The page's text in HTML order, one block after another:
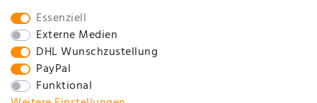
Essenziell
Externe Medien
DHL Wunschzustellung
PayPal
Funktional